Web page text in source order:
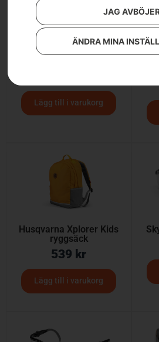
JAG
ÄNDRA MINA
Lägg till i varukorg
Husqvarna Xplorer Kids
ryggsäck
539 kr
Lägg till i varukorg